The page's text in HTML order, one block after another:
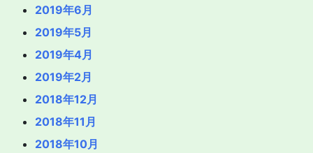
2019年6月
2019年5月
2019年4月
2019年2月
2018年12月
2018年11月
2018年10月